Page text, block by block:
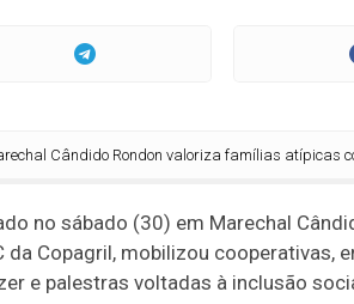
Cândido Rondon valoriza famílias atípicas com
no sábado (30) em Marechal
da Copagril, mobilizou cooperativas,
e palestras voltadas à inclusão